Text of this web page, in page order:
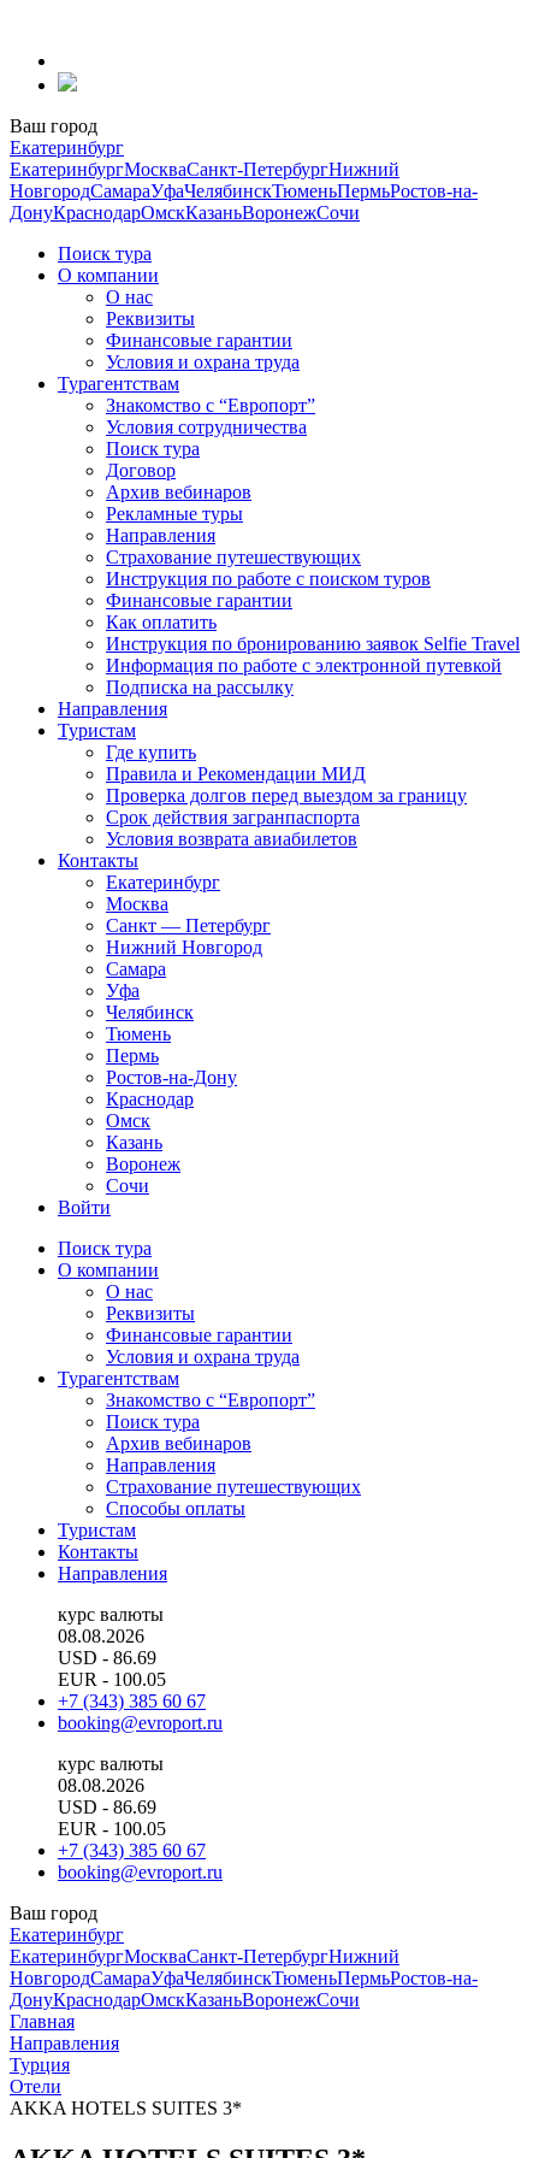
содержанию
Ваш город
Екатеринбург
ЕкатеринбургМоскваСанкт-ПетербургНижний
НовгородСамараУфаЧелябинскТюменьПермьРостов-на-
ДонуКраснодарОмскКазаньВоронежСочи
Поиск тура
О компании
О нас
Реквизиты
Финансовые гарантии
Условия и охрана труда
Турагентствам
Знакомство с “Европорт”
Условия сотрудничества
Поиск тура
Договор
Архив вебинаров
Рекламные туры
Направления
Страхование путешествующих
Инструкция по работе с поиском туров
Финансовые гарантии
Как оплатить
Инструкция по бронированию заявок Selfie Travel
Информация по работе с электронной путевкой
Подписка на рассылку
Направления
Туристам
Где купить
Правила и Рекомендации МИД
Проверка долгов перед выездом за границу
Срок действия загранпаспорта
Условия возврата авиабилетов
Контакты
Екатеринбург
Москва
Санкт — Петербург
Нижний Новгород
Самара
Уфа
Челябинск
Тюмень
Пермь
Ростов-на-Дону
Краснодар
Омск
Казань
Воронеж
Сочи
Войти
Поиск тура
О компании
О нас
Реквизиты
Финансовые гарантии
Условия и охрана труда
Турагентствам
Знакомство с “Европорт”
Поиск тура
Архив вебинаров
Направления
Страхование путешествующих
Способы оплаты
Туристам
Контакты
Направления
курс валюты
08.08.2026
USD - 86.69
EUR - 100.05
+7 (343) 385 60 67
booking@evroport.ru
курс валюты
08.08.2026
USD - 86.69
EUR - 100.05
+7 (343) 385 60 67
booking@evroport.ru
Ваш город
Екатеринбург
ЕкатеринбургМоскваСанкт-ПетербургНижний
НовгородСамараУфаЧелябинскТюменьПермьРостов-на-
ДонуКраснодарОмскКазаньВоронежСочи
Главная
Направления
Турция
Отели
AKKA HOTELS SUITES 3*